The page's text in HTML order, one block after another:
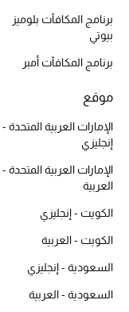
حصريًا عبر الإنترنت
جميع الملابس الرجالية
الأحذية الرجالية
حقائب رجالية
برنامج المكافآت بلوميز
بيوتي
برنامج المكافآت أمبر
موقع
الإمارات العربية المتحدة -
إنجليزي
الإمارات العربية المتحدة -
العربية
الكويت - إنجليزي
الكويت - العربية
السعودية - إنجليزي
السعودية - العربية